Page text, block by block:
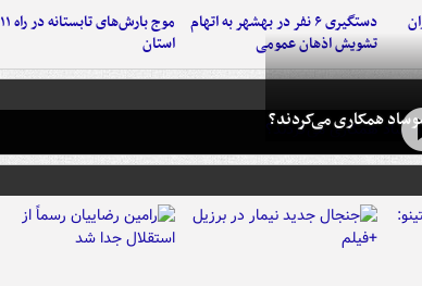
دستگیری ۶ نفر در بهشهر به اتهام
تشویش اذهان عمومی
موج بارش‌های تابستانه در راه ۱۱
استان
همکاری می‌کردند؟